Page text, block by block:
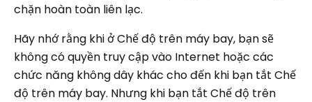
chặn hoàn toàn liên lạc.
Hãy nhớ rằng khi ở Chế độ trên máy bay, bạn sẽ
không có quyền truy cập vào Internet hoặc các
chức năng không dây khác cho đến khi bạn tắt Chế
độ trên máy bay. Nhưng khi bạn tắt Chế độ trên